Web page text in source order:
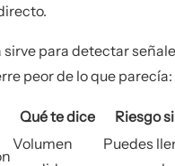
sirve para detectar
peor de lo que parecía:
Qué te dice Riesgo
Volumen
Puedes